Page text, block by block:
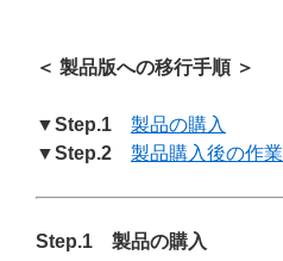
＜ 製品版への移行手順 ＞
▼Step.1 製品の購入
▼Step.2 製品購入後の作業
Step.1 製品の購入